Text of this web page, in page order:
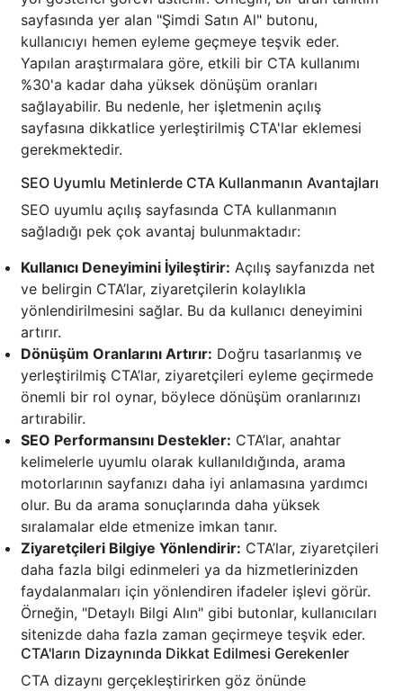
sayfasında yer alan "Şimdi Satın Al" butonu,
kullanıcıyı hemen eyleme geçmeye teşvik eder.
Yapılan araştırmalara göre, etkili bir CTA kullanımı
%30'a kadar daha yüksek dönüşüm oranları
sağlayabilir. Bu nedenle, her işletmenin açılış
sayfasına dikkatlice yerleştirilmiş CTA'lar eklemesi
gerekmektedir.
SEO Uyumlu Metinlerde CTA Kullanmanın Avantajları
SEO uyumlu açılış sayfasında CTA kullanmanın
sağladığı pek çok avantaj bulunmaktadır:
Kullanıcı Deneyimini İyileştirir: Açılış sayfanızda net
ve belirgin CTA’lar, ziyaretçilerin kolaylıkla
yönlendirilmesini sağlar. Bu da kullanıcı deneyimini
artırır.
Dönüşüm Oranlarını Artırır: Doğru tasarlanmış ve
yerleştirilmiş CTA’lar, ziyaretçileri eyleme geçirmede
önemli bir rol oynar, böylece dönüşüm oranlarınızı
artırabilir.
SEO Performansını Destekler: CTA’lar, anahtar
kelimelerle uyumlu olarak kullanıldığında, arama
motorlarının sayfanızı daha iyi anlamasına yardımcı
olur. Bu da arama sonuçlarında daha yüksek
sıralamalar elde etmenize imkan tanır.
Ziyaretçileri Bilgiye Yönlendirir: CTA’lar, ziyaretçileri
daha fazla bilgi edinmeleri ya da hizmetlerinizden
faydalanmaları için yönlendiren ifadeler işlevi görür.
Örneğin, "Detaylı Bilgi Alın" gibi butonlar, kullanıcıları
sitenizde daha fazla zaman geçirmeye teşvik eder.
CTA'ların Dizaynında Dikkat Edilmesi Gerekenler
CTA dizaynı gerçekleştirirken göz önünde